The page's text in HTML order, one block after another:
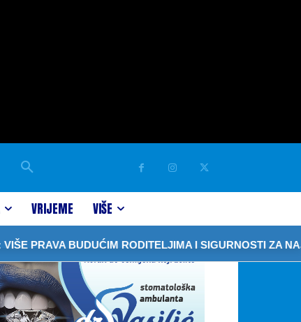
VRIJEME VIŠE
PRAVA BUDUĆIM RODITELJIMA I SIGURNOSTI ZA